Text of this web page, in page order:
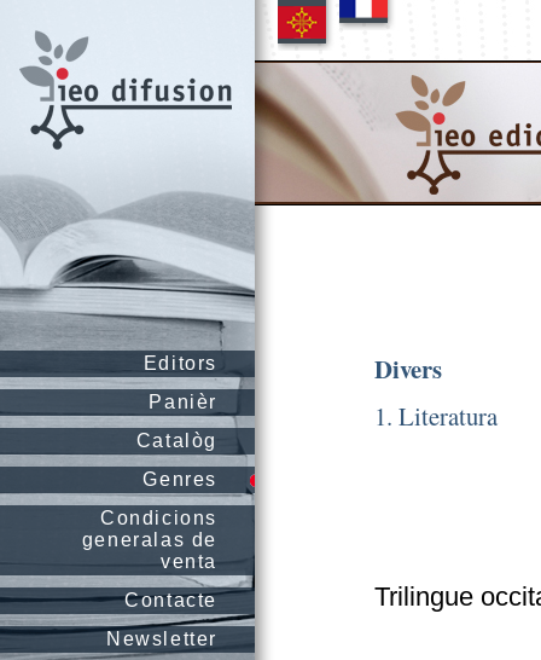
Editors
Panièr
Catalòg
Genres
Condicions
generalas de
venta
Contacte
Newsletter
Divers
1. Literatura
Trilingue